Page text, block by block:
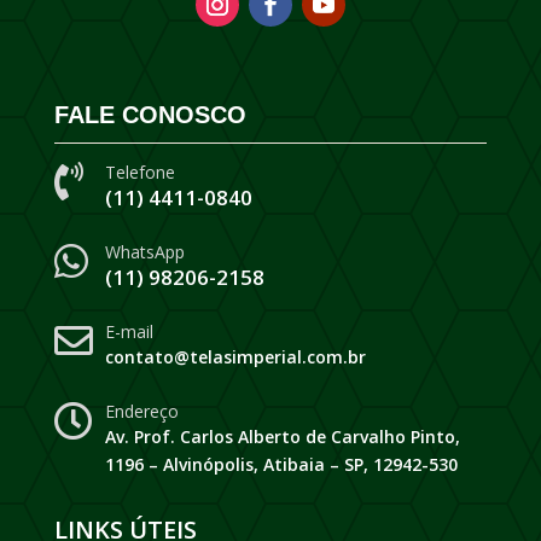
FALE CONOSCO
 Telefone
(11) 4411-0840
 WhatsApp
(11) 98206-2158
 E-mail
contato@telasimperial.com.br

Endereço
Av. Prof. Carlos Alberto de Carvalho Pinto,
1196 – Alvinópolis, Atibaia – SP, 12942-530
LINKS ÚTEIS